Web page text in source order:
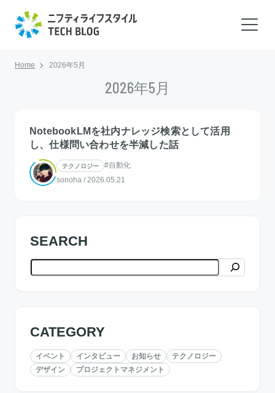
Home 2026年5月
2026年5月
NotebookLMを社内ナレッジ検索として活用
し、仕様問い合わせを半減した話
テクノロジー
#自動化
sonoha / 2026.05.21
SEARCH
検索
CATEGORY
イベント インタビュー お知らせ
テクノロジー
デザイン
プロジェクトマネジメント